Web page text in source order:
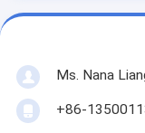
Ms. Nana
+86-